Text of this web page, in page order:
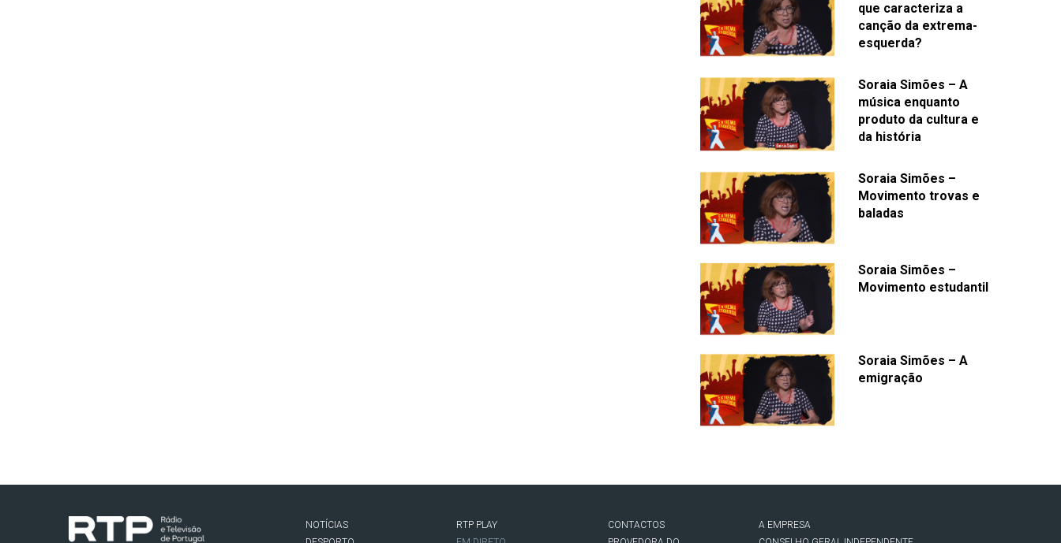
que caracteriza a
canção da extrema-
esquerda?
Soraia Simões – A
música enquanto
produto da cultura e
da história
Soraia Simões –
Movimento trovas e
baladas
Soraia Simões –
Movimento estudantil
Soraia Simões – A
emigração
NOTÍCIAS
RTP PLAY
CONTACTOS
A EMPRESA